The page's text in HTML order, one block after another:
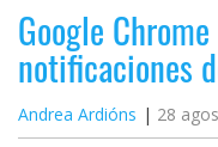
Ofertas
Apps
Google
notificaciones
Andrea Ardións 28